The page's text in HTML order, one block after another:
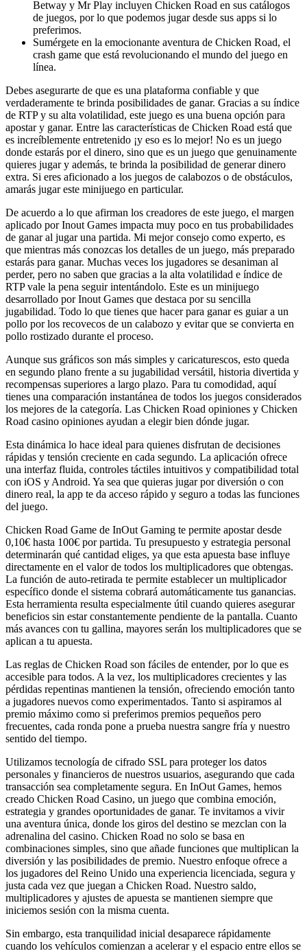
Betway y Mr Play incluyen Chicken Road en sus catálogos
de juegos, por lo que podemos jugar desde sus apps si lo
preferimos.
Sumérgete en la emocionante aventura de Chicken Road, el
crash game que está revolucionando el mundo del juego en
línea.
Debes asegurarte de que es una plataforma confiable y que
verdaderamente te brinda posibilidades de ganar. Gracias a su índice
de RTP y su alta volatilidad, este juego es una buena opción para
apostar y ganar. Entre las características de Chicken Road está que
es increíblemente entretenido ¡y eso es lo mejor! No es un juego
donde estarás por el dinero, sino que es un juego que genuinamente
quieres jugar y además, te brinda la posibilidad de generar dinero
extra. Si eres aficionado a los juegos de calabozos o de obstáculos,
amarás jugar este minijuego en particular.
De acuerdo a lo que afirman los creadores de este juego, el margen
aplicado por Inout Games impacta muy poco en tus probabilidades
de ganar al jugar una partida. Mi mejor consejo como experto, es
que mientras más conozcas los detalles de un juego, más preparado
estarás para ganar. Muchas veces los jugadores se desaniman al
perder, pero no saben que gracias a la alta volatilidad e índice de
RTP vale la pena seguir intentándolo. Este es un minijuego
desarrollado por Inout Games que destaca por su sencilla
jugabilidad. Todo lo que tienes que hacer para ganar es guiar a un
pollo por los recovecos de un calabozo y evitar que se convierta en
pollo rostizado durante el proceso.
Aunque sus gráficos son más simples y caricaturescos, esto queda
en segundo plano frente a su jugabilidad versátil, historia divertida y
recompensas superiores a largo plazo. Para tu comodidad, aquí
tienes una comparación instantánea de todos los juegos considerados
los mejores de la categoría. Las Chicken Road opiniones y Chicken
Road casino opiniones ayudan a elegir bien dónde jugar.
Esta dinámica lo hace ideal para quienes disfrutan de decisiones
rápidas y tensión creciente en cada segundo. La aplicación ofrece
una interfaz fluida, controles táctiles intuitivos y compatibilidad total
con iOS y Android. Ya sea que quieras jugar por diversión o con
dinero real, la app te da acceso rápido y seguro a todas las funciones
del juego.
Chicken Road Game de InOut Gaming te permite apostar desde
0,10€ hasta 100€ por partida. Tu presupuesto y estrategia personal
determinarán qué cantidad eliges, ya que esta apuesta base influye
directamente en el valor de todos los multiplicadores que obtengas.
La función de auto-retirada te permite establecer un multiplicador
específico donde el sistema cobrará automáticamente tus ganancias.
Esta herramienta resulta especialmente útil cuando quieres asegurar
beneficios sin estar constantemente pendiente de la pantalla. Cuanto
más avances con tu gallina, mayores serán los multiplicadores que se
aplican a tu apuesta.
Las reglas de Chicken Road son fáciles de entender, por lo que es
accesible para todos. A la vez, los multiplicadores crecientes y las
pérdidas repentinas mantienen la tensión, ofreciendo emoción tanto
a jugadores nuevos como experimentados. Tanto si aspiramos al
premio máximo como si preferimos premios pequeños pero
frecuentes, cada ronda pone a prueba nuestra sangre fría y nuestro
sentido del tiempo.
Utilizamos tecnología de cifrado SSL para proteger los datos
personales y financieros de nuestros usuarios, asegurando que cada
transacción sea completamente segura. En InOut Games, hemos
creado Chicken Road Casino, un juego que combina emoción,
estrategia y grandes oportunidades de ganar. Te invitamos a vivir
una aventura única, donde los giros del destino se mezclan con la
adrenalina del casino. Chicken Road no solo se basa en
combinaciones simples, sino que añade funciones que multiplican la
diversión y las posibilidades de premio. Nuestro enfoque ofrece a
los jugadores del Reino Unido una experiencia licenciada, segura y
justa cada vez que juegan a Chicken Road. Nuestro saldo,
multiplicadores y ajustes de apuesta se mantienen siempre que
iniciemos sesión con la misma cuenta.
Sin embargo, esta tranquilidad inicial desaparece rápidamente
cuando los vehículos comienzan a acelerar y el espacio entre ellos se